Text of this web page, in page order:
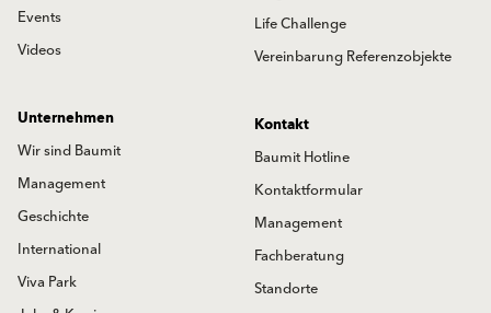
Events
Videos
Life Challenge
Vereinbarung Referenzobjekte
Unternehmen
Wir sind Baumit
Management
Geschichte
International
Viva Park
Kontakt
Baumit Hotline
Kontaktformular
Management
Fachberatung
Standorte